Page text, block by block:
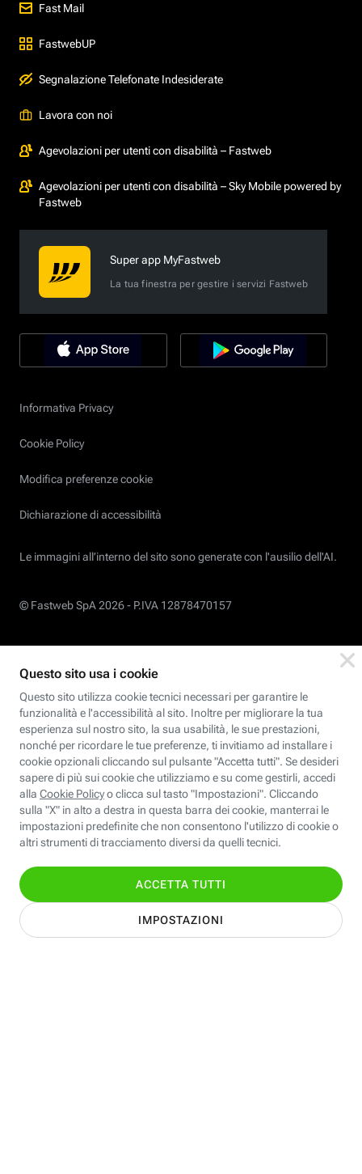
Fast Mail
FastwebUP
Segnalazione Telefonate Indesiderate
Lavora con noi
Agevolazioni per utenti con disabilità – Fastweb
Agevolazioni per utenti con disabilità – Sky Mobile powered by
Fastweb
Super app MyFastweb
La tua finestra per gestire i servizi Fastweb
Informativa Privacy
Cookie Policy
Modifica preferenze cookie
Dichiarazione di accessibilità
Le immagini all’interno del sito sono generate con l'ausilio dell'AI.
© Fastweb SpA 2026 - P.IVA 12878470157